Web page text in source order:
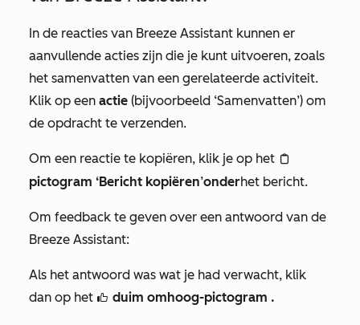
In de reacties van Breeze Assistant kunnen er
aanvullende acties zijn die je kunt uitvoeren, zoals
het samenvatten van een gerelateerde activiteit.
Klik op een actie (bijvoorbeeld ‘Samenvatten’) om
de opdracht te verzenden.
Om een reactie te kopiëren, klik je op het clipboardIcon
pictogram ‘Bericht kopiëren’onderhet bericht.
Om feedback te geven over een antwoord van de
Breeze Assistant:
Als het antwoord was wat je had verwacht, klik
dan op het thumbsUpIcon duim omhoog-pictogram .